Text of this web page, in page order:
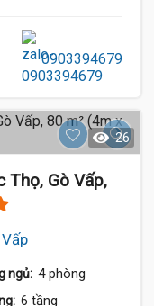
0903394679
26
Thọ, Gò Vấp,
ngủ: 4 phòng
6 tầng